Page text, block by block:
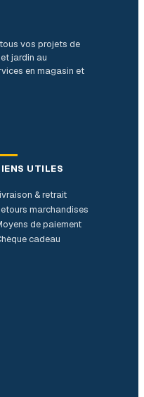
vos projets de
jardin au
en magasin et
UTILES
& retrait
marchandises
de paiement
cadeau